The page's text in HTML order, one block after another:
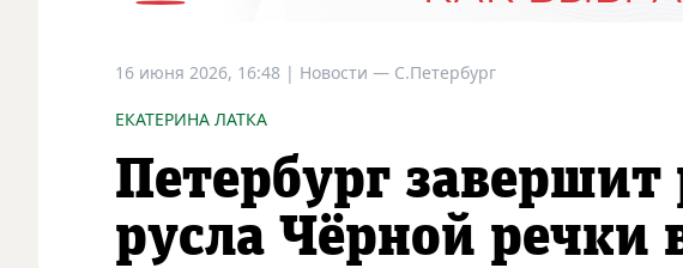
16 июня 2026, 16:48 | Новости — С.Петербург
ЕКАТЕРИНА ЛАТКА
Петербург завершит
русла Чёрной речки